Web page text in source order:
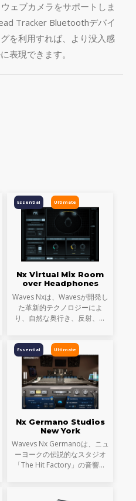
ェブカメラをサポートしま
Tracker Bluetoothデバイ
を利用すれば、より没入感
表現できます。
Ultimate
Essential
Nx Virtual Mix Room
over Headphones
Waves Nxは、Wavesが開発し
た革新的テクノロジーによ
り、自然な奥行き、反射、広
ーカーを通したような音響空
間をヘッドフォン上に再現
し、ヘッドフォンを確か
Ultimate
Essential
Nx Germano Studios
New York
Wavevs Nx Germanoは、ニュ
ーヨークの伝説的なスタジオ
「The Hit Factory」の音響を